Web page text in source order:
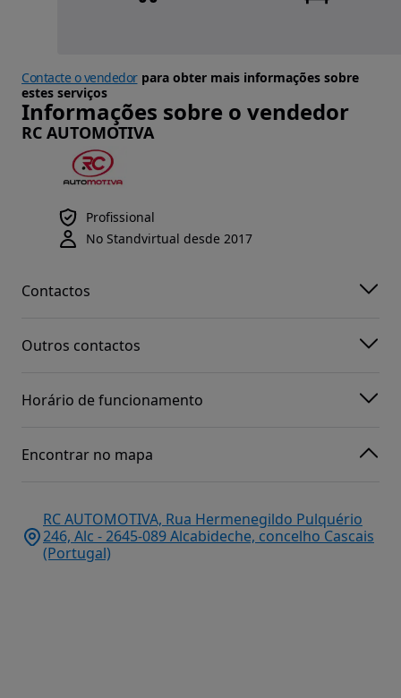
Contacte o vendedorpara obter mais informações sobre
estes serviços
Informações sobre o vendedor
RC AUTOMOTIVA
Profissional
No Standvirtual desde 2017
Contactos
Outros contactos
Horário de funcionamento
Encontrar no mapa
RC AUTOMOTIVA, Rua Hermenegildo Pulquério
246, Alc - 2645-089 Alcabideche, concelho Cascais
(Portugal)